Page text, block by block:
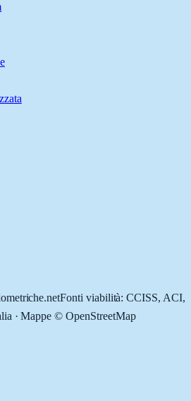
Fonti viabilità: CCISS, ACI,
· Mappe © OpenStreetMap